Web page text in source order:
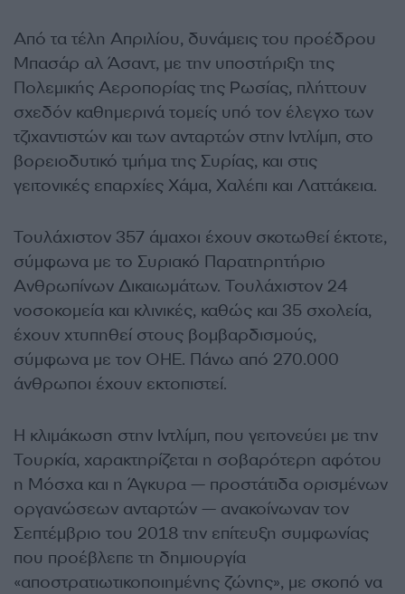
Από τα τέλη Απριλίου, δυνάμεις του προέδρου
Μπασάρ αλ Άσαντ, με την υποστήριξη της
Πολεμικής Αεροπορίας της Ρωσίας, πλήττουν
σχεδόν καθημερινά τομείς υπό τον έλεγχο των
τζιχαντιστών και των ανταρτών στην Ιντλίμπ, στο
βορειοδυτικό τμήμα της Συρίας, και στις
γειτονικές επαρχίες Χάμα, Χαλέπι και Λαττάκεια.
Τουλάχιστον 357 άμαχοι έχουν σκοτωθεί έκτοτε,
σύμφωνα με το Συριακό Παρατηρητήριο
Ανθρωπίνων Δικαιωμάτων. Τουλάχιστον 24
νοσοκομεία και κλινικές, καθώς και 35 σχολεία,
έχουν χτυπηθεί στους βομβαρδισμούς,
σύμφωνα με τον ΟΗΕ. Πάνω από 270.000
άνθρωποι έχουν εκτοπιστεί.
Η κλιμάκωση στην Ιντλίμπ, που γειτονεύει με την
Τουρκία, χαρακτηρίζεται η σοβαρότερη αφότου
η Μόσχα και η Άγκυρα — προστάτιδα ορισμένων
οργανώσεων ανταρτών — ανακοίνωναν τον
Σεπτέμβριο του 2018 την επίτευξη συμφωνίας
που προέβλεπε τη δημιουργία
«αποστρατιωτικοποιημένης ζώνης», με σκοπό να